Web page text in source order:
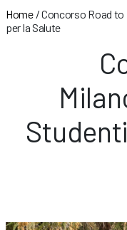
Home/Concorso Road
per la Salute